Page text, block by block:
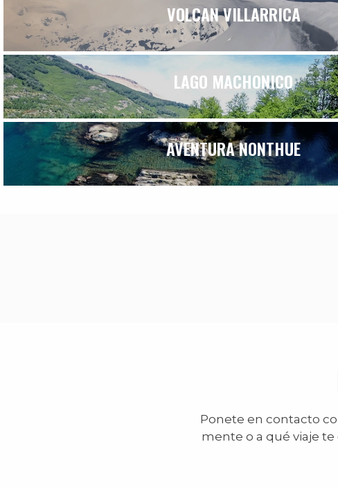
VOLCAN VILLARRICA
LAGO MACHONICO
AVENTURA NONTHUE
Ponete en contacto
mente o a qué viaje